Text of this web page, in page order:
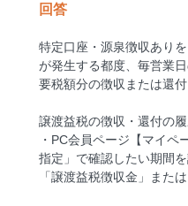
回答
特定口座・源泉徴収あり
が発生する都度、毎営業
要税額分の徴収または還付
譲渡益税の徴収・還付の
・PC会員ページ【マイ
指定」で確認したい期間
「譲渡益税徴収金」また